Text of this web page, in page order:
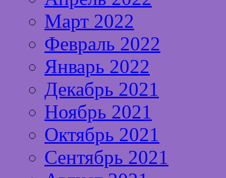
Март 2022
Февраль 2022
Январь 2022
Декабрь 2021
Ноябрь 2021
Октябрь 2021
Сентябрь 2021